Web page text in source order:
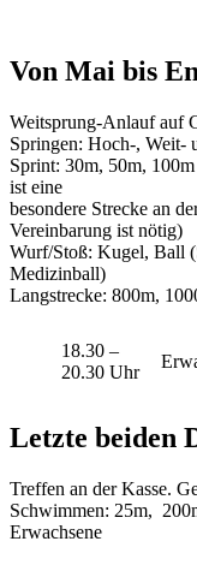
Von Mai bis
Weitsprung-Anlauf auf
Springen: Hoch-, Weit-
Sprint: 30m, 50m,
ist eine
besondere Strecke an
Vereinbarung ist nötig)
Wurf/Stoß: Kugel, Ball
Medizinball)
Langstrecke: 800m,
18.30 –
20.30 Uhr
Letzte beiden
Treffen an der Kasse.
Schwimmen: 25m,
Erwachsene